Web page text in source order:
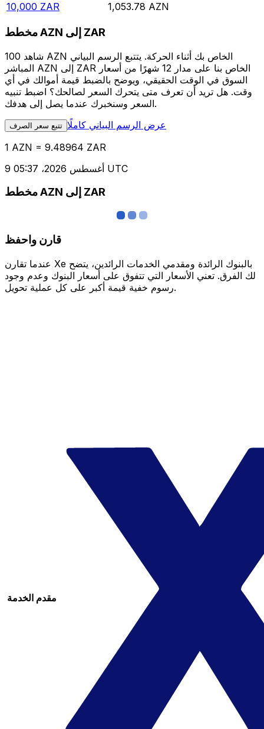
10,000 ZAR 1,053.78 AZN
مخطط AZN إلى ZAR
شاهد 100 AZN الخاص بك أثناء الحركة. يتتبع الرسم البياني
المباشر AZN إلى ZAR الخاص بنا على مدار 12 شهرًا من أسعار
السوق في الوقت الحقيقي، ويوضح بالضبط قيمة أموالك في أي
وقت. هل تريد أن تعرف متى يتحرك السعر لصالحك؟ اضبط تنبيه
السعر وسنخبرك عندما يصل إلى هدفك.
تتبع سعر الصرف عرض الرسم البياني كاملًا
1 AZN = 9.48964 ZAR
9 أغسطس 2026، 05:37 UTC
مخطط AZN إلى ZAR
قارن واحفظ
عندما تقارن Xe بالبنوك الرائدة ومقدمي الخدمات الرائدين، يتضح
لك الفرق. تعني الأسعار التي تتفوق على أسعار البنوك وعدم وجود
رسوم خفية قيمة أكبر على كل عملية تحويل.
مقدم الخدمة